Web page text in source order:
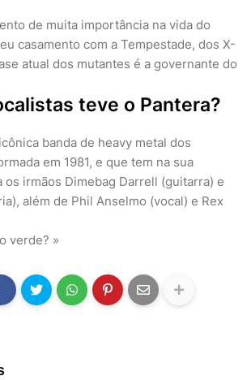
de muita importância na vida do
casamento com a Tempestade, dos X-
atual dos mutantes é a governante do
teve o Pantera?
banda de heavy metal dos
em 1981, e que tem na sua
os irmãos Dimebag Darrell (guitarra) e
além de Phil Anselmo (vocal) e Rex
verde? »